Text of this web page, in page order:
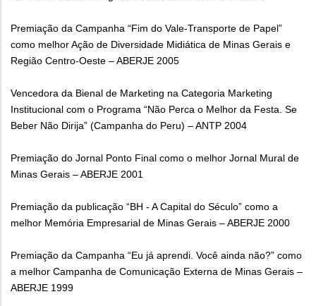
Premiação da Campanha “Fim do Vale-Transporte de Papel”
como melhor Ação de Diversidade Midiática de Minas Gerais e
Região Centro-Oeste – ABERJE 2005
Vencedora da Bienal de Marketing na Categoria Marketing
Institucional com o Programa “Não Perca o Melhor da Festa. Se
Beber Não Dirija” (Campanha do Peru) – ANTP 2004
Premiação do Jornal Ponto Final como o melhor Jornal Mural de
Minas Gerais – ABERJE 2001
Premiação da publicação “BH - A Capital do Século” como a
melhor Memória Empresarial de Minas Gerais – ABERJE 2000
Premiação da Campanha “Eu já aprendi. Você ainda não?” como
a melhor Campanha de Comunicação Externa de Minas Gerais –
ABERJE 1999